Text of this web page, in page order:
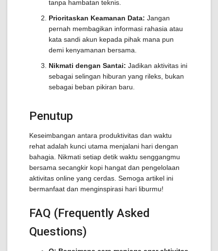
tanpa hambatan teknis.
Prioritaskan Keamanan Data: Jangan
pernah membagikan informasi rahasia atau
kata sandi akun kepada pihak mana pun
demi kenyamanan bersama.
Nikmati dengan Santai: Jadikan aktivitas ini
sebagai selingan hiburan yang rileks, bukan
sebagai beban pikiran baru.
Penutup
Keseimbangan antara produktivitas dan waktu
rehat adalah kunci utama menjalani hari dengan
bahagia. Nikmati setiap detik waktu senggangmu
bersama secangkir kopi hangat dan pengelolaan
aktivitas online yang cerdas. Semoga artikel ini
bermanfaat dan menginspirasi hari liburmu!
FAQ (Frequently Asked
Questions)